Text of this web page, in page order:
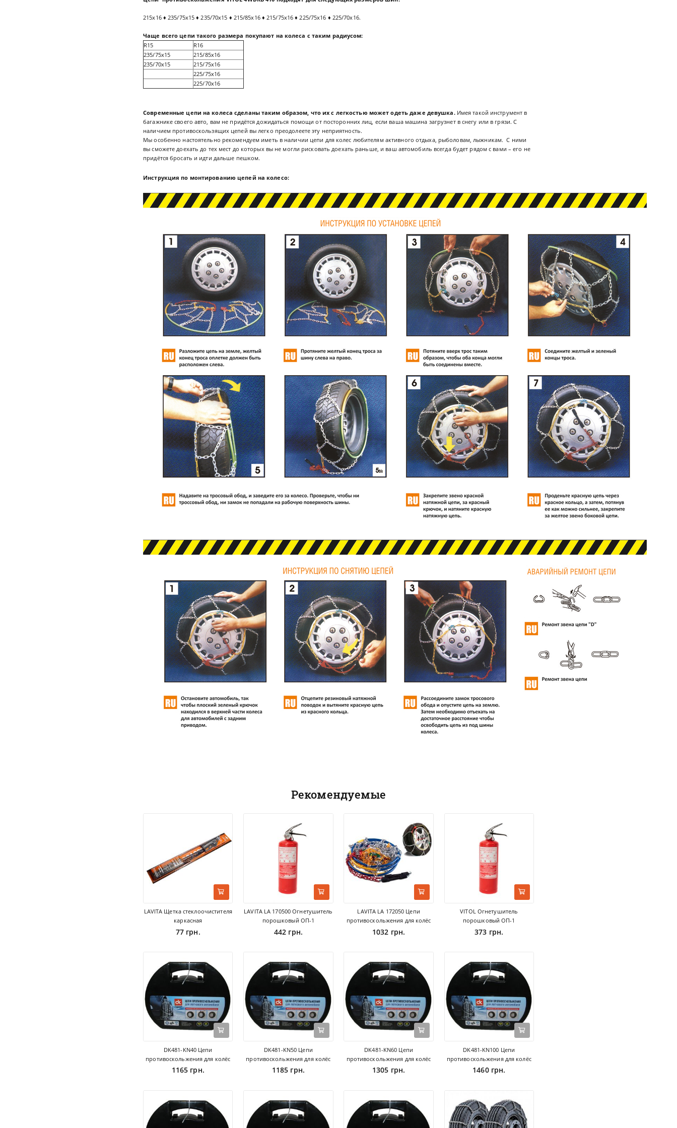
215x16 ♦ 235/75x15 ♦ 235/70x15 ♦ 215/85x16 ♦ 215/75x16 ♦ 225/75x16 ♦ 225/70x16.
Чаще всего цепи такого размера покупают на колеса с таким радиусом:
R15
R16
235/75x15
215/85x16
235/70x15
215/75x16
225/75x16
225/70x16
Современные цепи на колеса сделаны таким образом, что их с легкостью может одеть даже девушка.Имея такой инструмент в
багажнике своего авто, вам не придётся дожидаться помощи от посторонних лиц, если ваша машина загрузнет в снегу или в грязи. С
наличием противоскользящих цепей вы легко преодолеете эту неприятность.
Мы особенно настоятельно рекомендуем иметь в наличии цепи для колес любителям активного отдыха, рыболовам, лыжникам. С ними
вы сможете доехать до тех мест до которых вы не могли рисковать доехать раньше, и ваш автомобиль всегда будет рядом с вами – его не
придётся бросать и идти дальше пешком.
Инструкция по монтированию цепей на колесо:
Рекомендуемые
LAVITA Щетка стеклоочистителя
каркасная
77 грн.
LAVITA LA 170500 Огнетушитель
порошковый ОП-1
442 грн.
LAVITA LA 172050 Цепи
противоскольжения для колёс
1032 грн.
VITOL Огнетушитель
порошковый ОП-1
373 грн.
DK481-KN40 Цепи
противоскольжения для колёс
1165 грн.
DK481-KN50 Цепи
противоскольжения для колёс
1185 грн.
DK481-KN60 Цепи
противоскольжения для колёс
1305 грн.
DK481-KN100 Цепи
противоскольжения для колёс
1460 грн.